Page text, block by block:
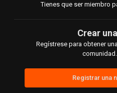
Tienes que ser miembro
Crear
Regístrese para obtener
comunidad.
Registrar una